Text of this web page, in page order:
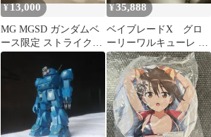
¥13,000
MG MGSD ガンダムベ
ース限定 ストライクフ
リーダムガンダム 2種
¥35,888
ベイブレードX グロ
ーリーワルキューレ ×3
ドランストライク ×2
計5個